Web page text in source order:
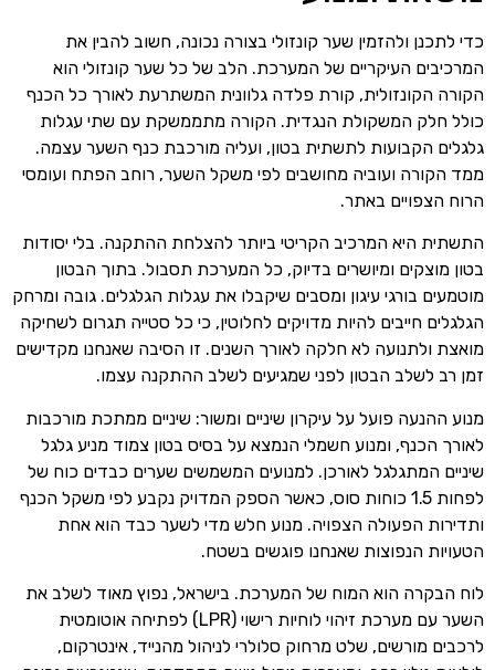
כדי לתכנן ולהזמין שער קונזולי בצורה נכונה, חשוב להבין את
המרכיבים העיקריים של המערכת. הלב של כל שער קונזולי הוא
הקורה הקונזולית, קורת פלדה גלוונית המשתרעת לאורך כל הכנף
כולל חלק המשקולת הנגדית. הקורה מתממשקת עם שתי עגלות
גלגלים הקבועות לתשתית בטון, ועליה מורכבת כנף השער עצמה.
ממד הקורה ועוביה מחושבים לפי משקל השער, רוחב הפתח ועומסי
הרוח הצפויים באתר.
התשתית היא המרכיב הקריטי ביותר להצלחת ההתקנה. בלי יסודות
בטון מוצקים ומיושרים בדיוק, כל המערכת תסבול. בתוך הבטון
מוטמעים בורגי עיגון ומסבים שיקבלו את עגלות הגלגלים. גובה ומרחק
הגלגלים חייבים להיות מדויקים לחלוטין, כי כל סטייה תגרום לשחיקה
מואצת ולתנועה לא חלקה לאורך השנים. זו הסיבה שאנחנו מקדישים
זמן רב לשלב הבטון לפני שמגיעים לשלב ההתקנה עצמו.
מנוע ההנעה פועל על עיקרון שיניים ומשור: שיניים ממתכת מורכבות
לאורך הכנף, ומנוע חשמלי הנמצא על בסיס בטון צמוד מניע גלגל
שיניים המתגלגל לאורכן. למנועים המשמשים שערים כבדים כוח של
לפחות 1.5 כוחות סוס, כאשר הספק המדויק נקבע לפי משקל הכנף
ותדירות הפעולה הצפויה. מנוע חלש מדי לשער כבד הוא אחת
הטעויות הנפוצות שאנחנו פוגשים בשטח.
לוח הבקרה הוא המוח של המערכת. בישראל, נפוץ מאוד לשלב את
השער עם מערכת זיהוי לוחיות רישוי (LPR) לפתיחה אוטומטית
לרכבים מורשים, שלט מרחוק סלולרי לניהול מהנייד, אינטרקום,